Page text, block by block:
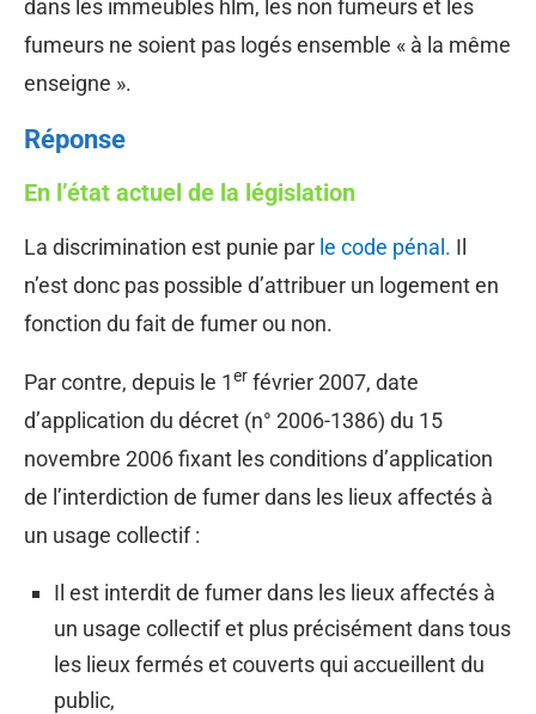
dans les immeubles hlm, les non fumeurs et les
fumeurs ne soient pas logés ensemble « à la même
enseigne ».
Réponse
En l’état actuel de la législation
La discrimination est punie par le code pénal. Il
n’est donc pas possible d’attribuer un logement en
fonction du fait de fumer ou non.
Par contre, depuis le 1er février 2007, date
d’application du décret (n° 2006-1386) du 15
novembre 2006 fixant les conditions d’application
de l’interdiction de fumer dans les lieux affectés à
un usage collectif :
Il est interdit de fumer dans les lieux affectés à
un usage collectif et plus précisément dans tous
les lieux fermés et couverts qui accueillent du
public,